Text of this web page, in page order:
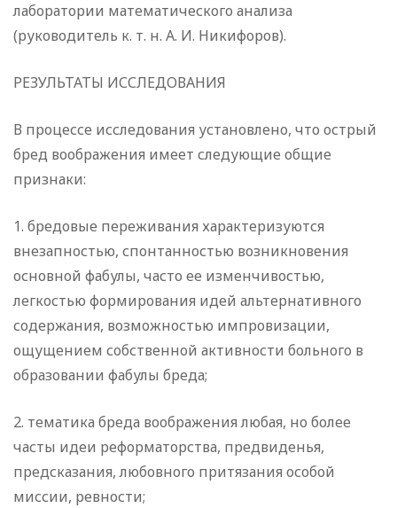
лаборатории математического анализа
(руководитель к. т. н. А. И. Никифоров).
РЕЗУЛЬТАТЫ ИССЛЕДОВАНИЯ
В процессе исследования установлено, что острый
бред воображения имеет следующие общие
признаки:
1. бредовые переживания характеризуются
внезапностью, спонтанностью возникновения
основной фабулы, часто ее изменчивостью,
легкостью формирования идей альтернативного
содержания, возможностью импровизации,
ощущением собственной активности больного в
образовании фабулы бреда;
2. тематика бреда воображения любая, но более
часты идеи реформаторства, предвиденья,
предсказания, любовного притязания особой
миссии, ревности;